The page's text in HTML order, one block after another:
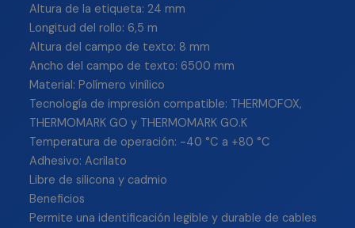
Altura de la etiqueta: 24 mm
Longitud del rollo: 6,5 m
Altura del campo de texto: 8 mm
Ancho del campo de texto: 6500 mm
Material: Polímero vinílico
Tecnología de impresión compatible: THERMOFOX,
THERMOMARK GO y THERMOMARK GO.K
Temperatura de operación: -40 °C a +80 °C
Adhesivo: Acrilato
Libre de silicona y cadmio
Beneficios
Permite una identificación legible y durable de cables